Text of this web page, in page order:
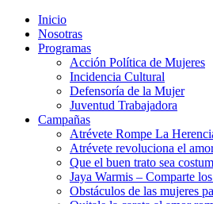
Inicio
Nosotras
Programas
Acción Política de Mujeres
Incidencia Cultural
Defensoría de la Mujer
Juventud Trabajadora
Campañas
Atrévete Rompe La
Atrévete revoluciona el
Que el buen trato sea
Jaya Warmis – Comparte
Obstáculos de las mujeres